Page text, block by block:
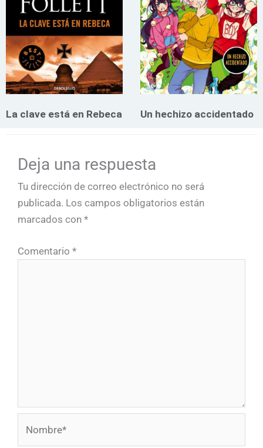
La clave está en Rebeca Un hechizo accidentado
Deja una respuesta
Tu dirección de correo electrónico no será
publicada. Los campos obligatorios están
marcados con *
Comentario *